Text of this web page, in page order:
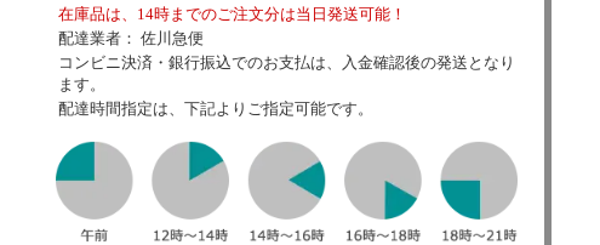
在庫品は、14時までのご注文分は当日発送可能！
配達業者： 佐川急便
コンビニ決済・銀行振込でのお支払は、入金確認後の発送となり
ます。
配達時間指定は、下記よりご指定可能です。